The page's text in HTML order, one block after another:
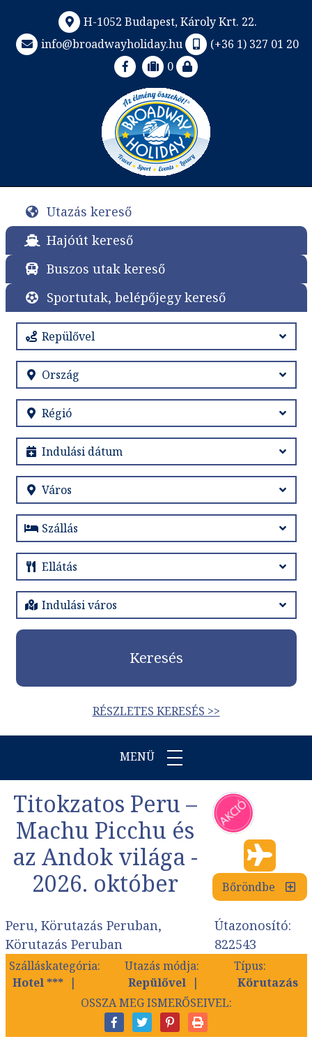
H-1052 Budapest, Károly Krt. 22.
info@broadwayholiday.hu
(+36 1) 327 01 20
0
Utazás kereső
Hajóút kereső
Buszos utak kereső
Sportutak, belépőjegy kereső
Keresés
RÉSZLETES KERESÉS >>
MENÜ
Titokzatos Peru –
Machu Picchu és
az Andok világa -
2026. október
Bőröndbe
Peru, Körutazás Peruban,
Körutazás Peruban
Útazonosító:
822543
Szálláskategória:
Hotel ***
Utazás módja:
Repülővel
Típus:
Körutazás
OSSZA MEG ISMERŐSEIVEL: